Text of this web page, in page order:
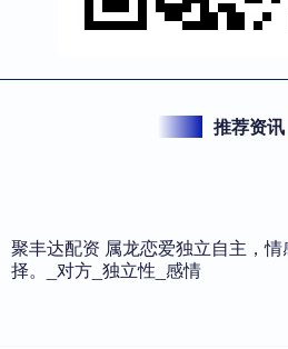
推荐资讯
聚丰达配资 属龙恋爱独立自主，
择。_对方_独立性_感情